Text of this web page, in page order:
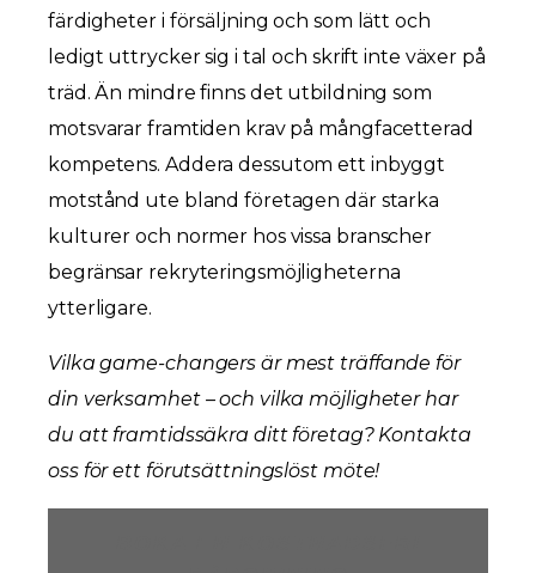
färdigheter i försäljning och som lätt och
ledigt uttrycker sig i tal och skrift inte växer på
träd. Än mindre finns det utbildning som
motsvarar framtiden krav på mångfacetterad
kompetens. Addera dessutom ett inbyggt
motstånd ute bland företagen där starka
kulturer och normer hos vissa branscher
begränsar rekryteringsmöjligheterna
ytterligare.
Vilka game-changers är mest träffande för
din verksamhet – och vilka möjligheter har
du att framtidssäkra ditt företag? Kontakta
oss för ett förutsättningslöst möte!